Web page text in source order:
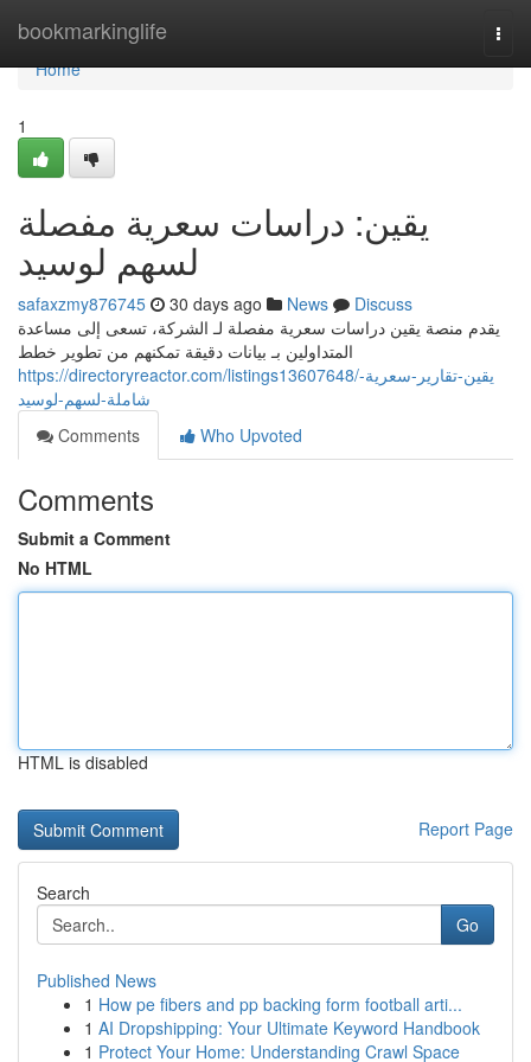
bookmarkinglife
Home
Home
1
يقين: دراسات سعرية مفصلة
لسهم لوسيد
safaxzmy876745 30 days ago News
Discuss
يقدم منصة يقين دراسات سعرية مفصلة لـ الشركة، تسعى إلى مساعدة
المتداولين بـ بيانات دقيقة تمكنهم من تطوير خطط
https://directoryreactor.com/listings13607648/يقين-تقارير-سعرية-
شاملة-لسهم-لوسيد
Comments
Who Upvoted
Comments
Submit a Comment
No HTML
HTML is disabled
Report Page
Search
Go
Published News
1 How pe fibers and pp backing form football arti...
1 AI Dropshipping: Your Ultimate Keyword Handbook
1 Protect Your Home: Understanding Crawl Space